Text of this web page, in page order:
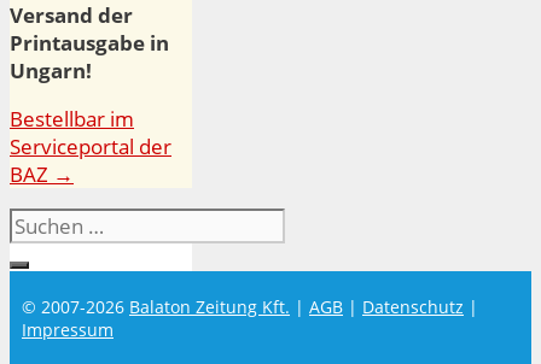
Versand der
Printausgabe in
Ungarn!
Bestellbar im
Serviceportal der
BAZ →
Suchen
nach:
© 2007-2026 Balaton Zeitung Kft. | AGB | Datenschutz |
Impressum